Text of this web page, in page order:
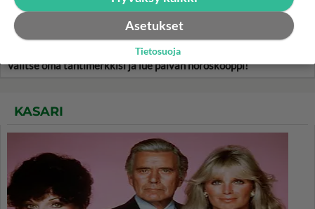
Valitse oma tähtimerkkisi ja lue päivän horoskooppi!
KASARI
Asetukset
Tietosuoja